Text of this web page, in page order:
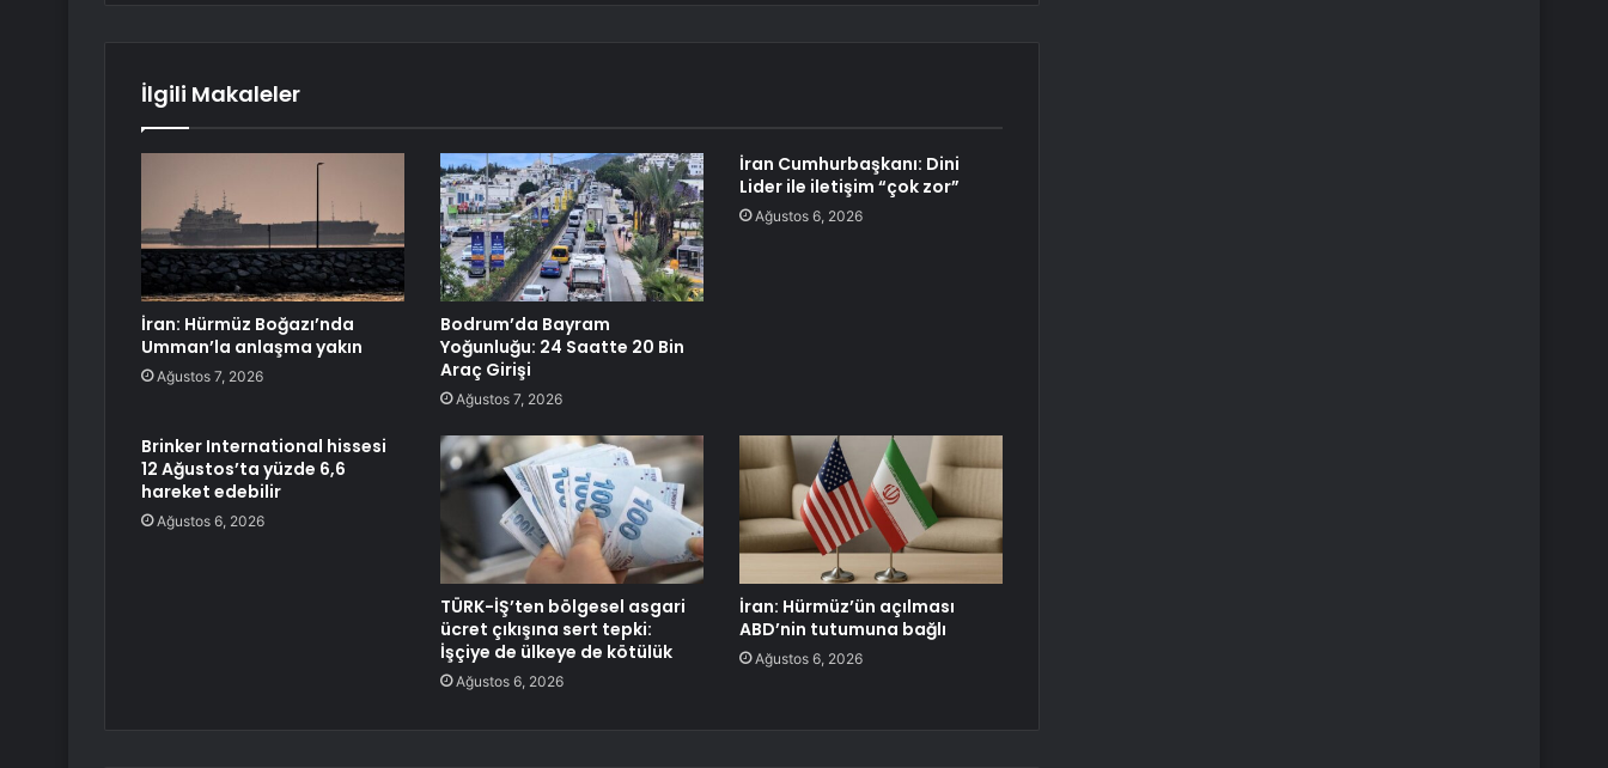
İlgili Makaleler
İran: Hürmüz Boğazı’nda
Umman’la anlaşma yakın
Ağustos 7, 2026
Bodrum’da Bayram
Yoğunluğu: 24 Saatte 20 Bin
Araç Girişi
Ağustos 7, 2026
İran Cumhurbaşkanı: Dini
Lider ile iletişim “çok zor”
Ağustos 6, 2026
Brinker International hissesi
12 Ağustos’ta yüzde 6,6
hareket edebilir
Ağustos 6, 2026
TÜRK-İŞ’ten bölgesel asgari
ücret çıkışına sert tepki:
İşçiye de ülkeye de kötülük
Ağustos 6, 2026
İran: Hürmüz’ün açılması
ABD’nin tutumuna bağlı
Ağustos 6, 2026